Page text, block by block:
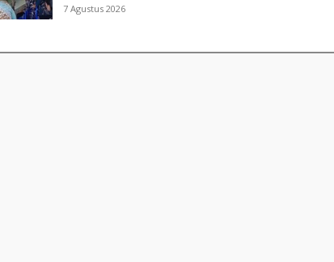
7 Agustus 2026